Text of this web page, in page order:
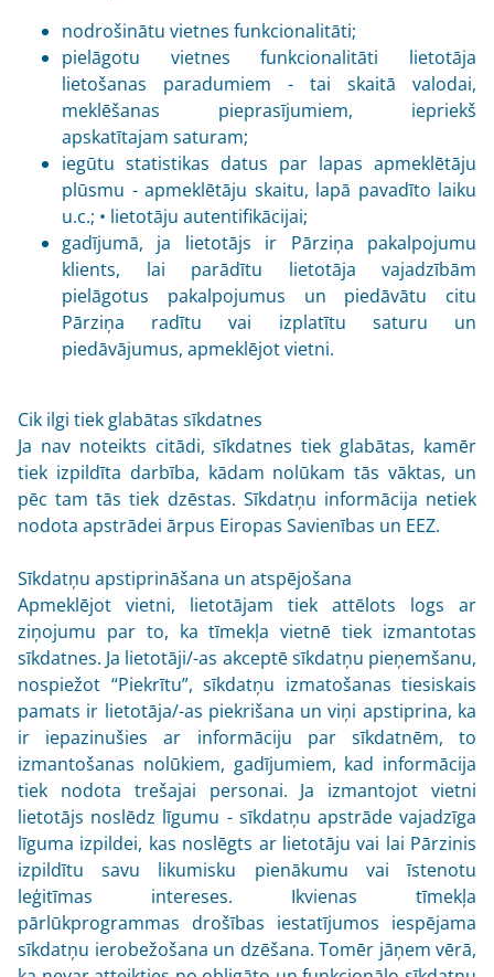
nodrošinātu vietnes funkcionalitāti;
pielāgotu vietnes funkcionalitāti lietotāja
lietošanas paradumiem - tai skaitā valodai,
meklēšanas pieprasījumiem, iepriekš
apskatītajam saturam;
iegūtu statistikas datus par lapas apmeklētāju
plūsmu - apmeklētāju skaitu, lapā pavadīto laiku
u.c.; • lietotāju autentifikācijai;
gadījumā, ja lietotājs ir Pārziņa pakalpojumu
klients, lai parādītu lietotāja vajadzībām
pielāgotus pakalpojumus un piedāvātu citu
Pārziņa radītu vai izplatītu saturu un
piedāvājumus, apmeklējot vietni.
Cik ilgi tiek glabātas sīkdatnes
Ja nav noteikts citādi, sīkdatnes tiek glabātas, kamēr
tiek izpildīta darbība, kādam nolūkam tās vāktas, un
pēc tam tās tiek dzēstas. Sīkdatņu informācija netiek
nodota apstrādei ārpus Eiropas Savienības un EEZ.
Sīkdatņu apstiprināšana un atspējošana
Apmeklējot vietni, lietotājam tiek attēlots logs ar
ziņojumu par to, ka tīmekļa vietnē tiek izmantotas
sīkdatnes. Ja lietotāji/-as akceptē sīkdatņu pieņemšanu,
nospiežot “Piekrītu”, sīkdatņu izmatošanas tiesiskais
pamats ir lietotāja/-as piekrišana un viņi apstiprina, ka
ir iepazinušies ar informāciju par sīkdatnēm, to
izmantošanas nolūkiem, gadījumiem, kad informācija
tiek nodota trešajai personai. Ja izmantojot vietni
lietotājs noslēdz līgumu - sīkdatņu apstrāde vajadzīga
līguma izpildei, kas noslēgts ar lietotāju vai lai Pārzinis
izpildītu savu likumisku pienākumu vai īstenotu
leģitīmas intereses. Ikvienas tīmekļa
pārlūkprogrammas drošības iestatījumos iespējama
sīkdatņu ierobežošana un dzēšana. Tomēr jāņem vērā,